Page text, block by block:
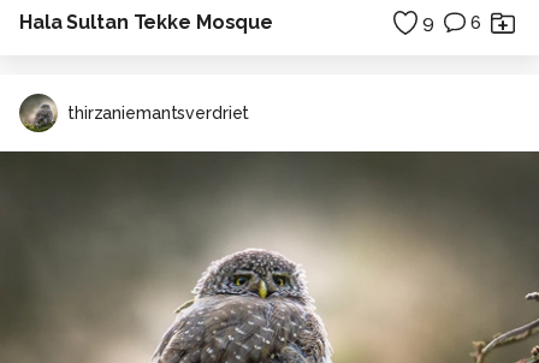
Hala Sultan Tekke Mosque 9 6
thirzaniemantsverdriet